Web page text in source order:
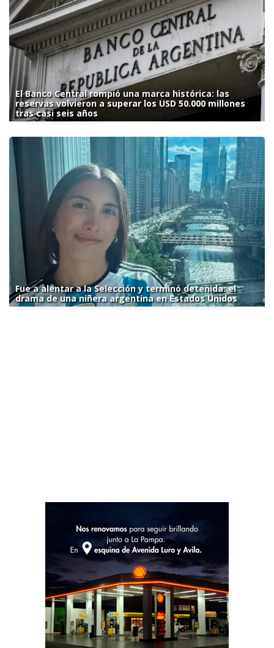
El Banco Central rompió una marca histórica: las
reservas volvieron a superar los USD 50.000 millones
tras casi seis años
Fue a alentar a la Selección y terminó detenida: el
drama de una niñera argentina en Estados Unidos